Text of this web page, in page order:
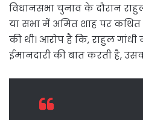
विधानसभा चुनाव के दौरान
या सभा में अमित शाह पर
की थी। आरोप है कि, राहुल गांधी
ईमानदारी की बात करती है,